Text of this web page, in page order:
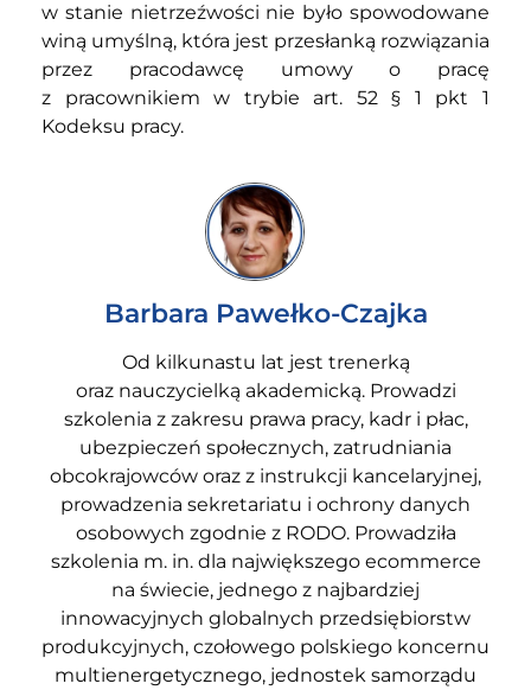
w stanie nietrzeźwości nie było spowodowane
winą umyślną, która jest przesłanką rozwiązania
przez pracodawcę umowy o pracę
z pracownikiem w trybie art. 52 § 1 pkt 1
Kodeksu pracy.
Barbara Pawełko-Czajka
Od kilkunastu lat jest trenerką
oraz nauczycielką akademicką. Prowadzi
szkolenia z zakresu prawa pracy, kadr i płac,
ubezpieczeń społecznych, zatrudniania
obcokrajowców oraz z instrukcji kancelaryjnej,
prowadzenia sekretariatu i ochrony danych
osobowych zgodnie z RODO. Prowadziła
szkolenia m. in. dla największego ecommerce
na świecie, jednego z najbardziej
innowacyjnych globalnych przedsiębiorstw
produkcyjnych, czołowego polskiego koncernu
multienergetycznego, jednostek samorządu